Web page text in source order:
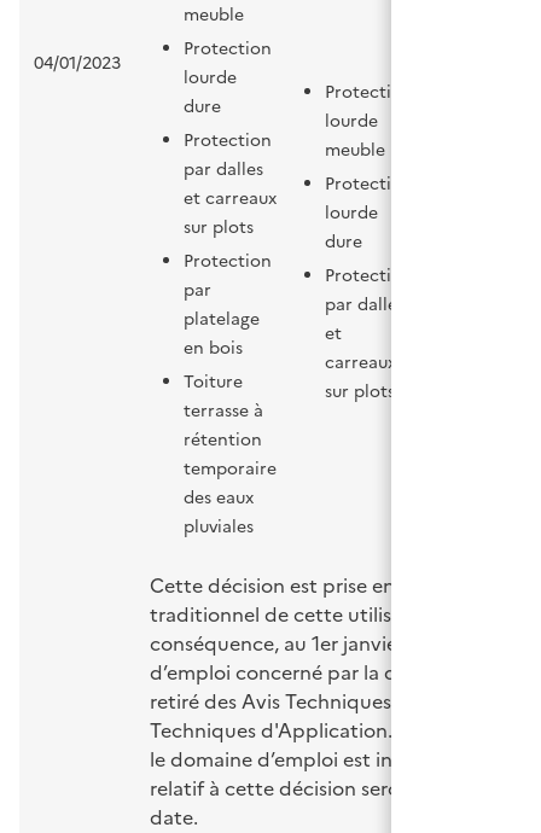
04/01/2023
meuble
Protection
lourde
dure
Protection
par dalles
et carreaux
sur plots
Protection
par
platelage
en bois
Toiture
terrasse à
rétention
temporaire
des eaux
pluviales
Protection
lourde
meuble
Protection
lourde
dure
Protection
par dalles
et
carreaux
sur plots
Cette décision est prise en raison du
traditionnel de cette utilisation. En
conséquence, au 1er janvier 2025 le
d’emploi concerné par la décision devra
retiré des Avis Techniques ou Documents
Techniques d'Application. Ceux pour
le domaine d’emploi est inclus dans celui
relatif à cette décision seront annulés à
date.